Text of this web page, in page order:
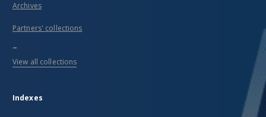
Archives
Partners' collections
...
View all collections
Indexes